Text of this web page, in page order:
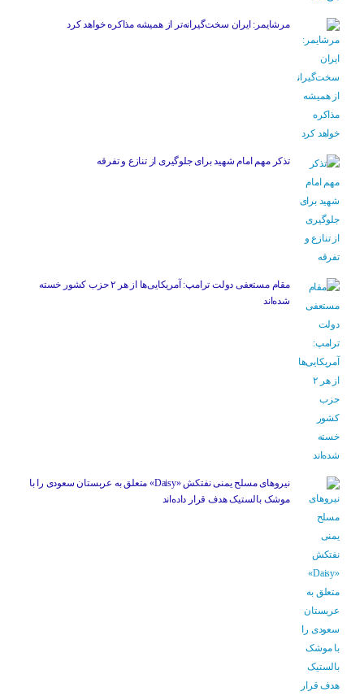
مرشایمر: ایران سخت‌گیرانه‌تر از همیشه مذاکره خواهد کرد
تذکر مهم امام شهید برای جلوگیری از تنازع و تفرقه
مقام مستعفی دولت ترامپ: آمریکایی‌ها از هر ۲ حزب کشور خسته
شده‌اند
نیروهای مسلح یمنی نفتکش «Daisy» متعلق به عربستان سعودی را با
موشک بالستیک هدف قرار داده‌اند